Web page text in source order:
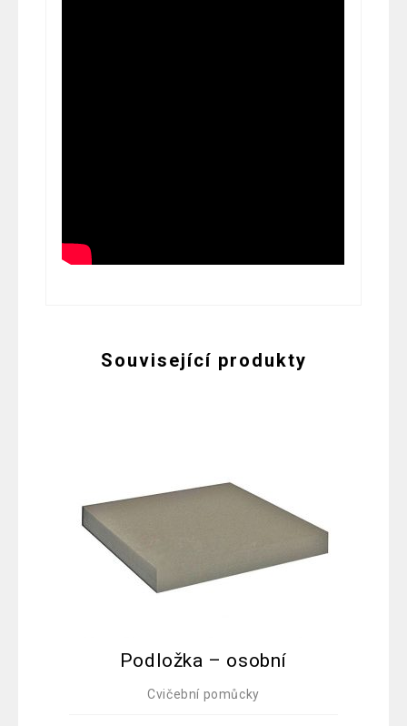
Související produkty
Podložka – osobní
Cvičební pomůcky